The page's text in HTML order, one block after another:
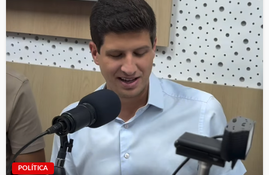
POLÍTICA